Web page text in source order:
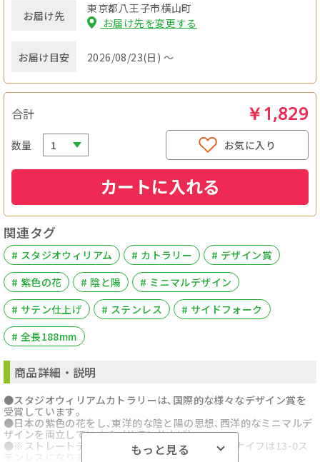
お届け先
東京都八王子市横山町
お届け先を変更する
お届け目安 2026/08/23(日) ～
合計 ￥1,829
数量 お気に入り
カートに入れる
関連タグ
# スタジオウィリアム # カトラリー
# デザイン賞
# 紫色の花
# 陰と陽
# ミニマルデザイン
# サテン仕上げ
# ステンレス
# サイドフォーク
# 全長188mm
商品詳細・説明
●スタジオウィリアムカトラリーは､国際的な様々なデザイン賞を
受賞しています｡
●日本の紫色の花をし､東洋的な陰と陽の思想､西洋的なミニマルデ
ザインを両立しています｡(サテン仕上げ)
●※ストレートテーブルナイフ､ストレートサイドナイフは13-0ス
もっと見る